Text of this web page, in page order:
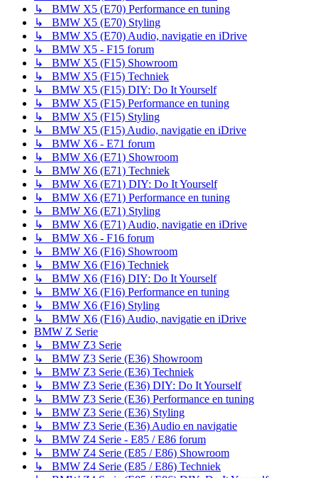
↳ BMW X5 (E70) Performance en tuning
↳ BMW X5 (E70) Styling
↳ BMW X5 (E70) Audio, navigatie en iDrive
↳ BMW X5 - F15 forum
↳ BMW X5 (F15) Showroom
↳ BMW X5 (F15) Techniek
↳ BMW X5 (F15) DIY: Do It Yourself
↳ BMW X5 (F15) Performance en tuning
↳ BMW X5 (F15) Styling
↳ BMW X5 (F15) Audio, navigatie en iDrive
↳ BMW X6 - E71 forum
↳ BMW X6 (E71) Showroom
↳ BMW X6 (E71) Techniek
↳ BMW X6 (E71) DIY: Do It Yourself
↳ BMW X6 (E71) Performance en tuning
↳ BMW X6 (E71) Styling
↳ BMW X6 (E71) Audio, navigatie en iDrive
↳ BMW X6 - F16 forum
↳ BMW X6 (F16) Showroom
↳ BMW X6 (F16) Techniek
↳ BMW X6 (F16) DIY: Do It Yourself
↳ BMW X6 (F16) Performance en tuning
↳ BMW X6 (F16) Styling
↳ BMW X6 (F16) Audio, navigatie en iDrive
BMW Z Serie
↳ BMW Z3 Serie
↳ BMW Z3 Serie (E36) Showroom
↳ BMW Z3 Serie (E36) Techniek
↳ BMW Z3 Serie (E36) DIY: Do It Yourself
↳ BMW Z3 Serie (E36) Performance en tuning
↳ BMW Z3 Serie (E36) Styling
↳ BMW Z3 Serie (E36) Audio en navigatie
↳ BMW Z4 Serie - E85 / E86 forum
↳ BMW Z4 Serie (E85 / E86) Showroom
↳ BMW Z4 Serie (E85 / E86) Techniek